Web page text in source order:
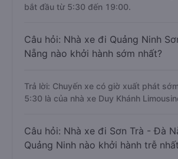
bắt đầu từ 5:30 đến 19:00.
Câu hỏi: Nhà xe đi Quảng Ninh
Nẵng nào khởi hành sớm nhất?
Trả lời: Chuyến xe có giờ xuất phát
5:30 là của nhà xe Duy Khánh
Câu hỏi: Nhà xe đi Sơn Trà - Đà
Quảng Ninh nào khởi hành trễ